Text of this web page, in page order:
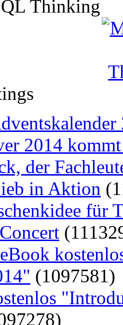
Thinking
2014
der
in Aktion
für
(1097581)